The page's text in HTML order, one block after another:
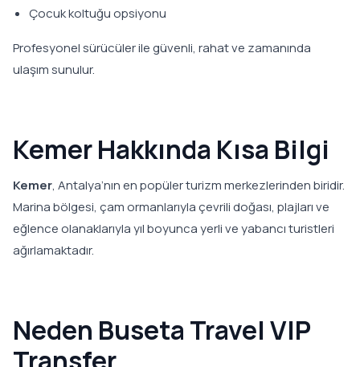
Çocuk koltuğu opsiyonu
Profesyonel sürücüler ile güvenli, rahat ve zamanında
ulaşım sunulur.
Kemer Hakkında Kısa Bilgi
Kemer, Antalya’nın en popüler turizm merkezlerinden biridir.
Marina bölgesi, çam ormanlarıyla çevrili doğası, plajları ve
eğlence olanaklarıyla yıl boyunca yerli ve yabancı turistleri
ağırlamaktadır.
Neden Buseta Travel VIP